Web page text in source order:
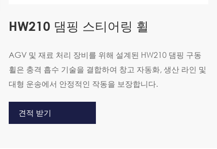
HW210 댐핑 스티어링 휠
AGV 및 재료 처리 장비를 위해 설계된 HW210 댐핑 구동
휠은 충격 흡수 기술을 결합하여 창고 자동화, 생산 라인 및
대형 운송에서 안정적인 작동을 보장합니다.
견적 받기